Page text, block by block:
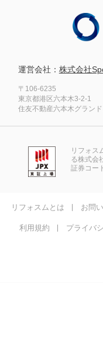
運営会社： 株式会社
〒106-6235
東京都港区六本木3-2-1
住友不動産六本木グラン
リフォス
る株式会
証券コー
リフォスムとは お問
利用規約 プライバ